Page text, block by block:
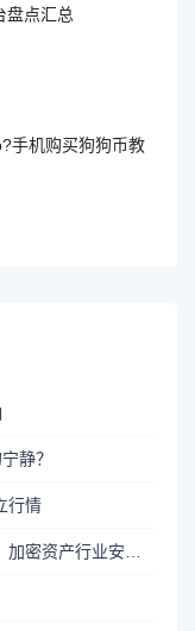
盘点汇总
手机购买狗狗币教
静？
行情
AI成黑客新武器？1.1亿美元比特币失窃，加密资产行业安全警报升级